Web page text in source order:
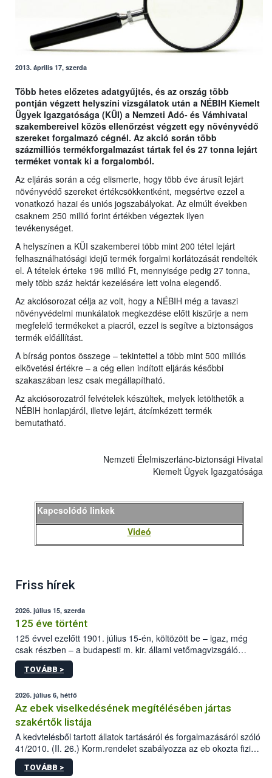
2013. április 17, szerda
Több hetes előzetes adatgyűjtés, és az ország több
pontján végzett helyszíni vizsgálatok után a NÉBIH Kiemelt
Ügyek Igazgatósága (KÜI) a Nemzeti Adó- és Vámhivatal
szakembereivel közös ellenőrzést végzett egy növényvédő
szereket forgalmazó cégnél. Az akció során több
százmilliós termékforgalmazást tártak fel és 27 tonna lejárt
terméket vontak ki a forgalomból.
Az eljárás során a cég elismerte, hogy több éve árusít lejárt
növényvédő szereket értékcsökkentként, megsértve ezzel a
vonatkozó hazai és uniós jogszabályokat. Az elmúlt években
csaknem 250 millió forint értékben végeztek ilyen
tevékenységet.
A helyszínen a KÜI szakemberei több mint 200 tétel lejárt
felhasználhatósági idejű termék forgalmi korlátozását rendelték
el. A tételek érteke 196 millió Ft, mennyisége pedig 27 tonna,
mely több száz hektár kezelésére lett volna elegendő.
Az akciósorozat célja az volt, hogy a NÉBIH még a tavaszi
növényvédelmi munkálatok megkezdése előtt kiszűrje a nem
megfelelő termékeket a piacról, ezzel is segítve a biztonságos
termék előállítást.
A bírság pontos összege – tekintettel a több mint 500 milliós
elkövetési értékre – a cég ellen indított eljárás későbbi
szakaszában lesz csak megállapítható.
Az akciósorozatról felvételek készültek, melyek letölthetők a
NÉBIH honlapjáról, illetve lejárt, átcímkézett termék
bemutatható.
Nemzeti Élelmiszerlánc-biztonsági Hivatal
Kiemelt Ügyek Igazgatósága
Kapcsolódó linkek
Videó
Friss hírek
2026. július 15, szerda
125 éve történt
125 évvel ezelőtt 1901. július 15-én, költözött be – igaz, még
csak részben – a budapesti m. kir. állami vetőmagvizsgáló
állomás a Kis Rókus utca 15. szám alatti, Czigler Győző által
tervezett új épületébe.
TOVÁBB >
2026. július 6, hétfő
Az ebek viselkedésének megítélésében jártas
szakértők listája
A kedvtelésből tartott állatok tartásáról és forgalmazásáról szóló
41/2010. (II. 26.) Korm.rendelet szabályozza az eb okozta fizikai
sérülés, illetve ennek veszélye keletkezésekor felmerülő
hatósági feladatokat, valamint a veszélyes eb tartását és annak
TOVÁBB >